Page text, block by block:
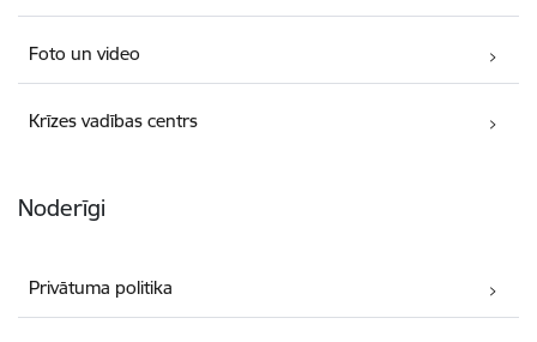
Foto un video
Krīzes vadības centrs
Noderīgi
Privātuma politika